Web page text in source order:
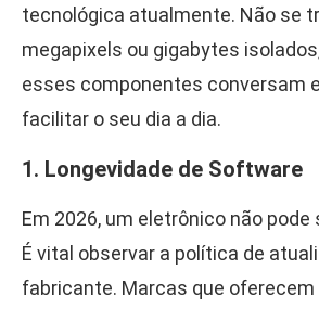
tecnológica atualmente. Não se
megapixels ou gigabytes
esses componentes conversam
facilitar o seu dia a dia.
1. Longevidade de Software
Em 2026, um eletrônico não
É vital observar a política de
fabricante. Marcas que